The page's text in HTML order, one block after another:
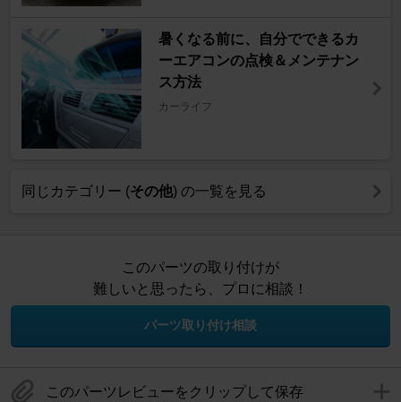
暑くなる前に、自分でできるカ
ーエアコンの点検＆メンテナン
ス方法
カーライフ
同じカテゴリー (その他) の一覧を見る
このパーツの取り付けが
難しいと思ったら、プロに相談！
パーツ取り付け相談
このパーツレビューをクリップして保存